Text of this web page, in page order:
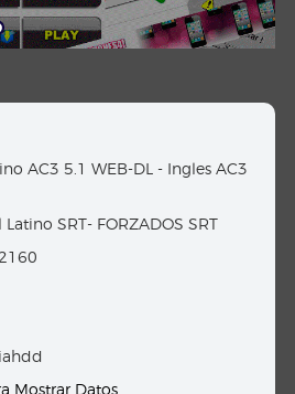
AC3 5.1 WEB-DL - Ingles AC3
Latino SRT- FORZADOS SRT
Mostrar Datos